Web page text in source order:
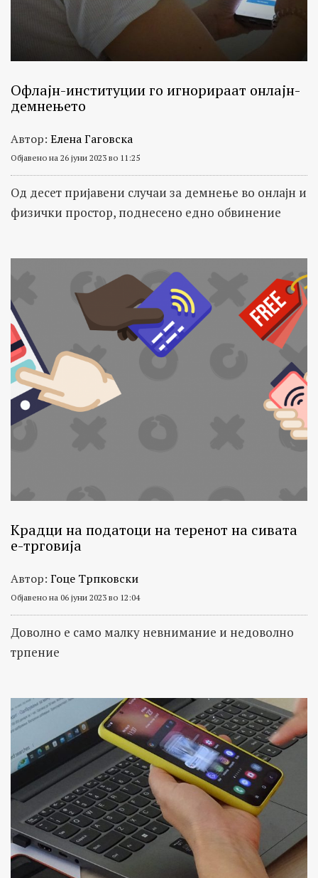
Офлајн-институции го игнорираат онлајн-
демнењето
Автор: Елена Гаговска
Објавено на 26 јуни 2023 во 11:25
Од десет пријавени случаи за демнење во онлајн и
физички простор, поднесено едно обвинение
Крадци на податоци на теренот на сивата
е-трговија
Автор: Гоце Трпковски
Објавено на 06 јуни 2023 во 12:04
Доволно е само малку невнимание и недоволно
трпение